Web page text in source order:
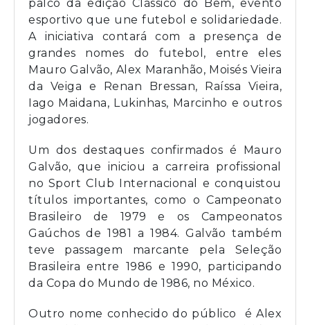
palco da edição Clássico do Bem, evento
esportivo que une futebol e solidariedade.
A iniciativa contará com a presença de
grandes nomes do futebol, entre eles
Mauro Galvão, Alex Maranhão, Moisés Vieira
da Veiga e Renan Bressan, Raíssa Vieira,
Iago Maidana, Lukinhas, Marcinho e outros
jogadores.
Um dos destaques confirmados é Mauro
Galvão, que iniciou a carreira profissional
no Sport Club Internacional e conquistou
títulos importantes, como o Campeonato
Brasileiro de 1979 e os Campeonatos
Gaúchos de 1981 a 1984. Galvão também
teve passagem marcante pela Seleção
Brasileira entre 1986 e 1990, participando
da Copa do Mundo de 1986, no México.
Outro nome conhecido do público é Alex